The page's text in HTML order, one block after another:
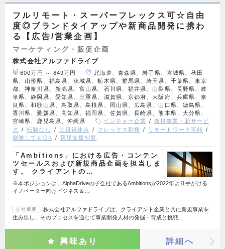
フルリモート・スーパーフレックス可☆自由
度◎ブランドタイアップや新商品開発に携わ
る【広告/営業企画】
マーケティング・販促企画
株式会社アルファドライブ
600万円 ～ 849万円
北海道、青森県、岩手県、宮城県、秋田
県、山形県、福島県、茨城県、栃木県、群馬県、埼玉県、千葉県、東京
都、神奈川県、新潟県、富山県、石川県、福井県、山梨県、長野県、岐
阜県、静岡県、愛知県、三重県、滋賀県、京都府、大阪府、兵庫県、奈
良県、和歌山県、鳥取県、島根県、岡山県、広島県、山口県、徳島県、
香川県、愛媛県、高知県、福岡県、佐賀県、長崎県、熊本県、大分県、
宮崎県、鹿児島県、沖縄県
ベンチャー企業
新規事業・新サービ
ス
転勤なし 土日祝休み フレックス勤務
リモートワーク可能
副業してもOK
育児支援制度
「Ambitions」における広告・コンテン
ツセールスおよび新規商品企画を担当しま
す。 クライアントの…
※本ポジションは、AlphaDriveの子会社であるAmbitionsが2022年より手がける
イノベーター向けビジネス＆…
会社概要
株式会社アルファドライブは、クライアント企業と共に新規事業を
生み出し、そのプロセスを通じて事業開発人材の発掘・育成と挑戦…
興味あり 詳細へ